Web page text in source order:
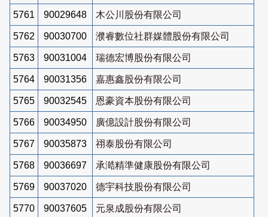
5761 90029648 木公川股份有限公司
5762 90030700 濮睿數位社群媒體股份有限公司
5763 90031004 瑞德宏博股份有限公司
5764 90031356 嘉惠鑫股份有限公司
5765 90032545 恩豪資本股份有限公司
5766 90034950 廣億設計股份有限公司
5767 90035873 祤泰股份有限公司
5768 90036697 承澔精準健康股份有限公司
5769 90037020 德宇科技股份有限公司
5770 90037605 元泉成股份有限公司